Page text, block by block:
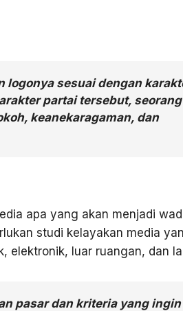
logonya sesuai dengan
partai tersebut, seorang
keanekaragaman, dan
apa yang akan menjadi
studi kelayakan media
elektronik, luar ruangan, dan
pasar dan kriteria yang ingin